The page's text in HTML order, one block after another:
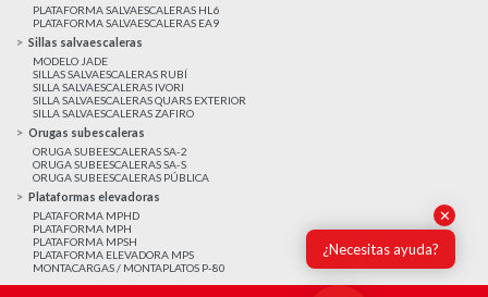
PLATAFORMA SALVAESCALERAS HL6
PLATAFORMA SALVAESCALERAS EA9
Sillas salvaescaleras
MODELO JADE
SILLAS SALVAESCALERAS RUBÍ
SILLA SALVAESCALERAS IVORI
SILLA SALVAESCALERAS QUARS EXTERIOR
SILLA SALVAESCALERAS ZAFIRO
Orugas subescaleras
ORUGA SUBEESCALERAS SA-2
ORUGA SUBEESCALERAS SA-S
ORUGA SUBEESCALERAS PÚBLICA
Plataformas elevadoras
PLATAFORMA MPHD
PLATAFORMA MPH
PLATAFORMA MPSH
PLATAFORMA ELEVADORA MPS
MONTACARGAS / MONTAPLATOS P-80
✕
¿Necesitas ayuda?